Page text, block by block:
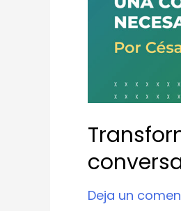
Deja un
necesaria